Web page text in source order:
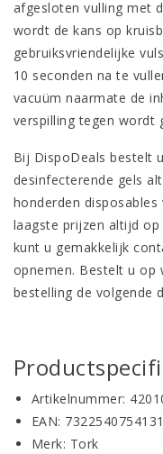
afgesloten vulling met
wordt de kans op
gebruiksvriendelijke
10 seconden na te
vacuüm naarmate de
verspilling tegen wordt
Bij DispoDeals bestelt
desinfecterende gels
honderden
laagste prijzen altijd
kunt u gemakkelijk
opnemen. Bestelt u op
bestelling de volgende
Artikelnummer:
EAN: 7322540754131
Merk: Tork